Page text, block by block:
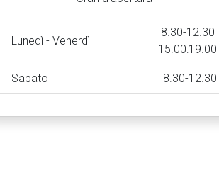
Lunedì - Venerdì
8.30-12.30
15.00:19.00
Sabato 8.30-12.30